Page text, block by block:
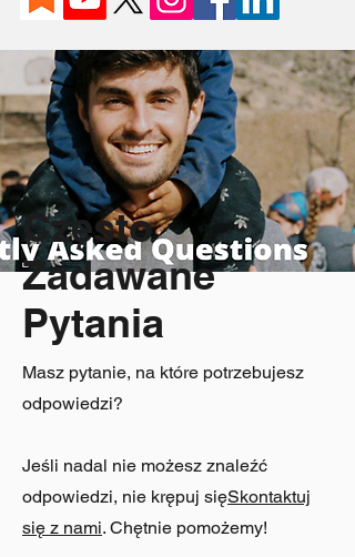
Masz pytanie, na które potrzebujesz
odpowiedzi?
Jeśli nadal nie możesz znaleźć
odpowiedzi, nie krępuj sięSkontaktuj
się z nami. Chętnie pomożemy!
Frequently asked
Często
Zadawane
Pytania
Masz pytanie, na które potrzebujesz
odpowiedzi?
Jeśli nadal nie możesz znaleźć
odpowiedzi, nie krępuj sięSkontaktuj
się z nami. Chętnie pomożemy!